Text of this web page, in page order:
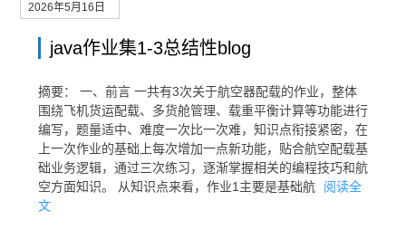
2026年5月16日
java作业集1-3总结性blog
摘要： 一、前言 一共有3次关于航空器配载的作业，整体
围绕飞机货运配载、多货舱管理、载重平衡计算等功能进行
编写，题量适中、难度一次比一次难，知识点衔接紧密，在
上一次作业的基础上每次增加一点新功能，贴合航空配载基
础业务逻辑，通过三次练习，逐渐掌握相关的编程技巧和航
空方面知识。 从知识点来看，作业1主要是基础航
阅读全
文